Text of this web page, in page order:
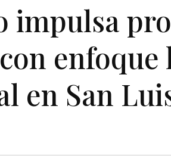
impulsa
enfoque
en San